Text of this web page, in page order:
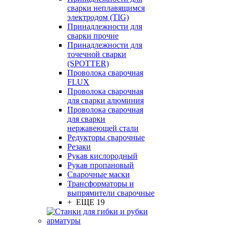
сварки неплавящимся
электродом (TIG)
Принадлежности для
сварки прочие
Принадлежности для
точечной сварки
(SPOTTER)
Проволока сварочная
FLUX
Проволока сварочная
для сварки алюминия
Проволока сварочная
для сварки
нержавеющей стали
Редукторы сварочные
Резаки
Рукав кислородный
Рукав пропановый
Сварочные маски
Трансформаторы и
выпрямители сварочные
+ ЕЩЕ 19